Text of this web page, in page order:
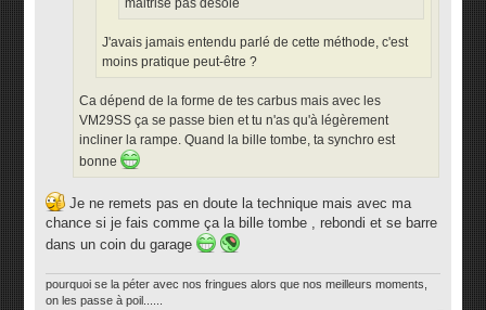
J'avais jamais entendu parlé de cette méthode, c'est
moins pratique peut-être ?
Ca dépend de la forme de tes carbus mais avec les
VM29SS ça se passe bien et tu n'as qu'à légèrement
incliner la rampe. Quand la bille tombe, ta synchro est
bonne
Je ne remets pas en doute la technique mais avec ma
chance si je fais comme ça la bille tombe , rebondi et se barre
dans un coin du garage
pourquoi se la péter avec nos fringues alors que nos meilleurs moments,
on les passe à poil......